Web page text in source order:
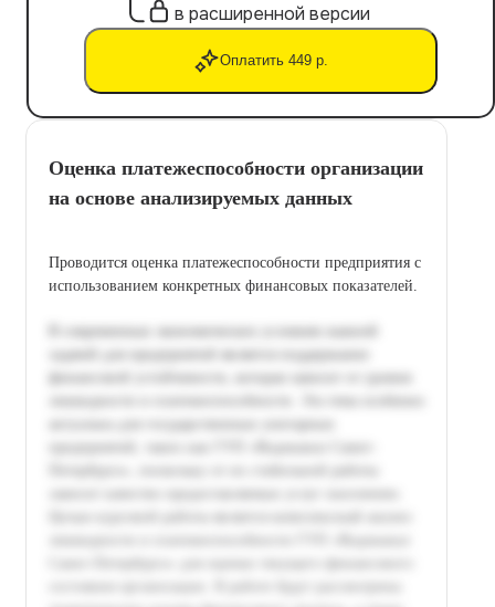
в расширенной версии
Оплатить 449 р.
Оценка платежеспособности организации
на основе анализируемых данных
Проводится оценка платежеспособности предприятия с
использованием конкретных финансовых показателей.